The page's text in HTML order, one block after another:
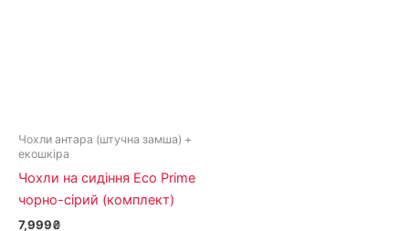
Чохли антара (штучна замша) +
екошкіра
Чохли на сидіння Eco Prime
чорно-сірий (комплект)
7,999₴